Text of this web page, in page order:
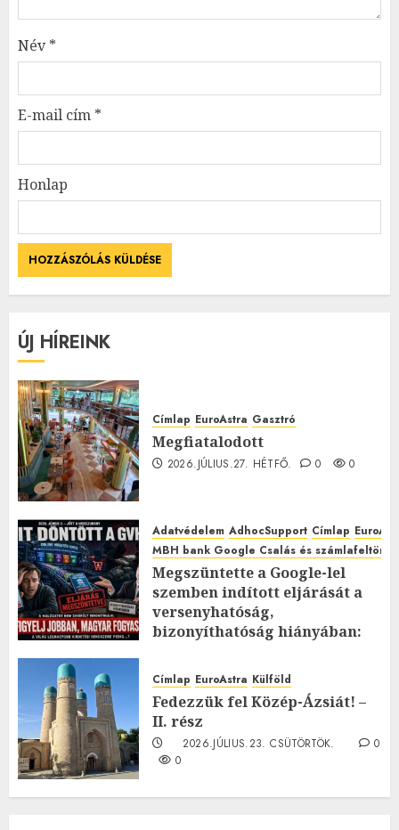
Név*
E-mail cím *
Honlap
ÚJ HÍREINK
Címlap EuroAstra Gasztró
Megfiatalodott
2026.JÚLIUS.27. HÉTFŐ. 0 0
Adatvédelem AdhocSupport Címlap
MBH bank Google Csalás és
Megszüntette a Google-lel
szemben indított eljárását a
versenyhatóság,
bizonyíthatóság hiányában:
2026.JÚLIUS.23. CSÜTÖRTÖK.
0
Címlap EuroAstra Külföld
Fedezzük fel Közép-Ázsiát! –
II. rész
2026.JÚLIUS.23. CSÜTÖRTÖK.
0
0